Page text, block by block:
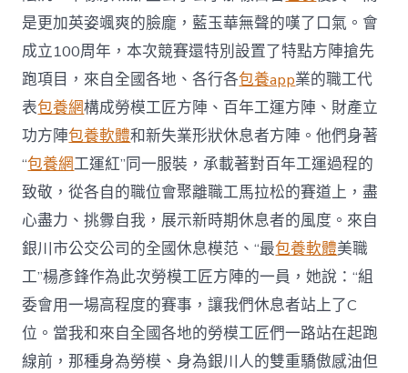
是更加英姿颯爽的臉龐，藍玉華無聲的嘆了口氣。會
成立100周年，本次競賽還特別設置了特點方陣搶先
跑項目，來自全國各地、各行各包養app業的職工代
表包養網構成勞模工匠方陣、百年工運方陣、財產立
功方陣包養軟體和新失業形狀休息者方陣。他們身著
“包養網工運紅”同一服裝，承載著對百年工運過程的
致敬，從各自的職位會聚離職工馬拉松的賽道上，盡
心盡力、挑釁自我，展示新時期休息者的風度。來自
銀川市公交公司的全國休息模范、“最包養軟體美職
工”楊彥鋒作為此次勞模工匠方陣的一員，她說：“組
委會用一場高程度的賽事，讓我們休息者站上了C
位。當我和來自全國各地的勞模工匠們一路站在起跑
線前，那種身為勞模、身為銀川人的雙重驕傲感油但